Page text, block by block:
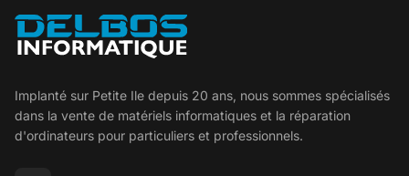
Implanté sur Petite Ile depuis 20 ans, nous sommes spécialisés
dans la vente de matériels informatiques et la réparation
d'ordinateurs pour particuliers et professionnels.